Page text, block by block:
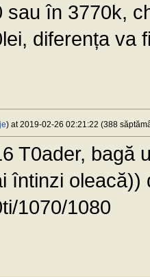
sau în 3770k,
diferența va
) at 2019-02-26 02:21:22 (388
T0ader, bagă
întinzi oleacă))
1070/1080